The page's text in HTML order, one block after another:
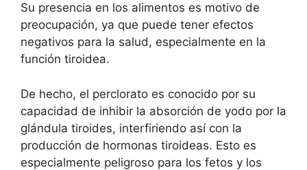
Su presencia en los alimentos es motivo de
preocupación, ya que puede tener efectos
negativos para la salud, especialmente en la
función tiroidea.
De hecho, el perclorato es conocido por su
capacidad de inhibir la absorción de yodo por la
glándula tiroides, interfiriendo así con la
producción de hormonas tiroideas. Esto es
especialmente peligroso para los fetos y los